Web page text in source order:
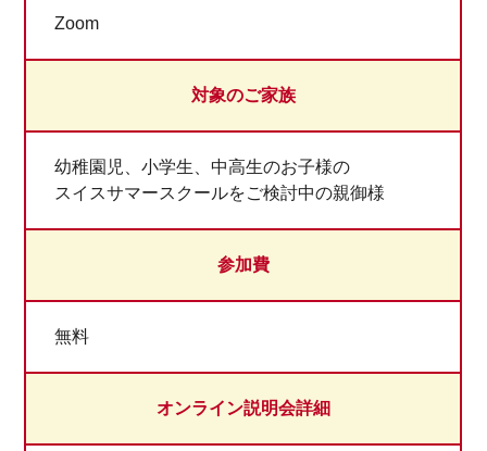
Zoom
対象のご家族
幼稚園児、小学生、中高生のお子様の
スイスサマースクールをご検討中の親御様
参加費
無料
オンライン説明会詳細